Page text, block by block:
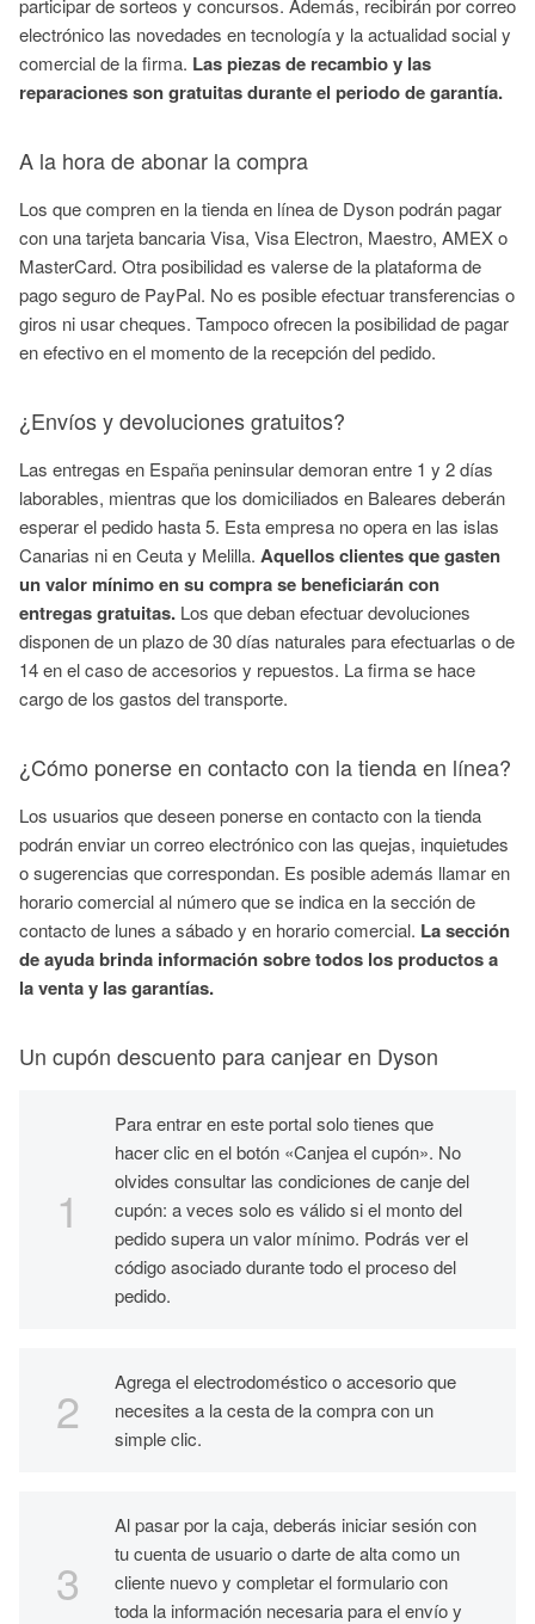
participar de sorteos y concursos. Además, recibirán por correo
electrónico las novedades en tecnología y la actualidad social y
comercial de la firma. Las piezas de recambio y las
reparaciones son gratuitas durante el periodo de garantía.
A la hora de abonar la compra
Los que compren en la tienda en línea de Dyson podrán pagar
con una tarjeta bancaria Visa, Visa Electron, Maestro, AMEX o
MasterCard. Otra posibilidad es valerse de la plataforma de
pago seguro de PayPal. No es posible efectuar transferencias o
giros ni usar cheques. Tampoco ofrecen la posibilidad de pagar
en efectivo en el momento de la recepción del pedido.
¿Envíos y devoluciones gratuitos?
Las entregas en España peninsular demoran entre 1 y 2 días
laborables, mientras que los domiciliados en Baleares deberán
esperar el pedido hasta 5. Esta empresa no opera en las islas
Canarias ni en Ceuta y Melilla. Aquellos clientes que gasten
un valor mínimo en su compra se beneficiarán con
entregas gratuitas. Los que deban efectuar devoluciones
disponen de un plazo de 30 días naturales para efectuarlas o de
14 en el caso de accesorios y repuestos. La firma se hace
cargo de los gastos del transporte.
¿Cómo ponerse en contacto con la tienda en línea?
Los usuarios que deseen ponerse en contacto con la tienda
podrán enviar un correo electrónico con las quejas, inquietudes
o sugerencias que correspondan. Es posible además llamar en
horario comercial al número que se indica en la sección de
contacto de lunes a sábado y en horario comercial. La sección
de ayuda brinda información sobre todos los productos a
la venta y las garantías.
Un cupón descuento para canjear en Dyson
Para entrar en este portal solo tienes que
hacer clic en el botón «Canjea el cupón». No
olvides consultar las condiciones de canje del
cupón: a veces solo es válido si el monto del
pedido supera un valor mínimo. Podrás ver el
código asociado durante todo el proceso del
pedido.
Agrega el electrodoméstico o accesorio que
necesites a la cesta de la compra con un
simple clic.
Al pasar por la caja, deberás iniciar sesión con
tu cuenta de usuario o darte de alta como un
cliente nuevo y completar el formulario con
toda la información necesaria para el envío y